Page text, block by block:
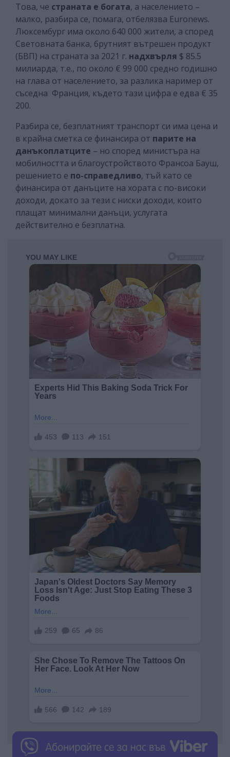
Това, че страната е богата, а населението –
малко, разбира се, помага, отбелязва Euronews.
Люксембург има около 640 000 жители, а според
Световната банка, брутният вътрешен продукт
(БВП) на страната за 2021 г. надхвърля $ 85.5
милиарда, т.е., по около € 99 000 средно годишно
на глава от населението, за разлика наример от
съседна Франция, където тази цифра е едва € 35
200.
Разбира се, безплатният транспорт си има цена и
в крайна сметка се финансира от парите на
данъкоплатците – но според министъра на
мобилността и благоустройството Франсоа Бауш,
решението е по-справедливо, тъй като се
финансира от данъците на хората с по-високи
доходи, докато за тези с ниски доходи, които
плащат минимални данъци, услугата
действително е безплатна.